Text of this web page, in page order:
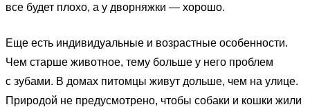
все будет плохо, а у дворняжки — хорошо.
Еще есть индивидуальные и возрастные особенности.
Чем старше животное, тему больше у него проблем
с зубами. В домах питомцы живут дольше, чем на улице.
Природой не предусмотрено, чтобы собаки и кошки жили